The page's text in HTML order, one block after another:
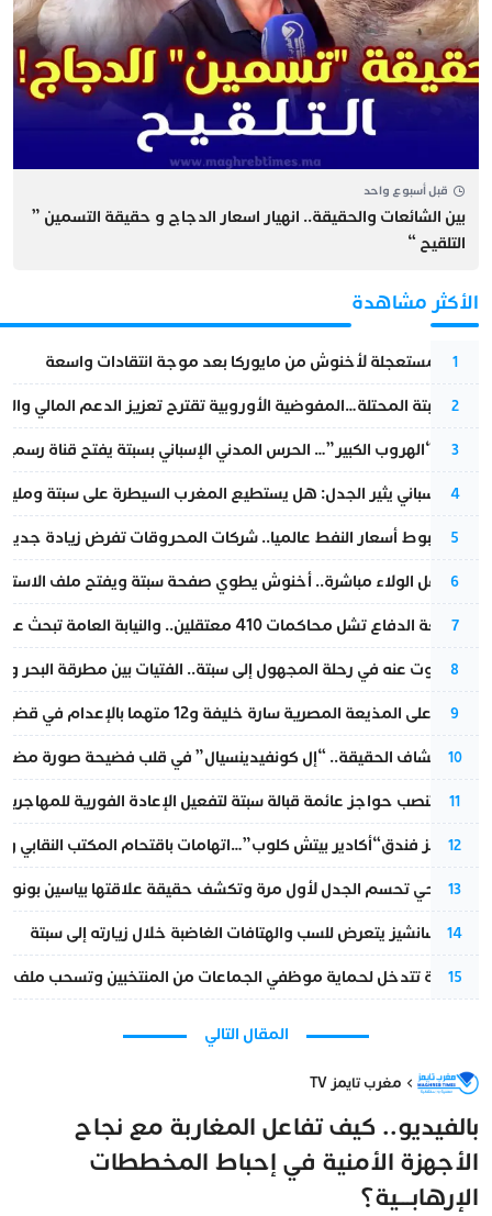
قبل أسبوع واحد
بين الشائعات والحقيقة.. انهيار اسعار الدجاج و حقيقة التسمين ”
التلقيح “
الأكثر مشاهدة
1
عودة مستعجلة لأخنوش من مايوركا بعد موجة انتقادات واسعة
2
أزمة سبتة المحتلة…المفوضية الأوروبية تقترح تعزيز الدعم المالي
3
عملية “الهروب الكبير”… الحرس المدني الإسباني بسبتة يفتح قناة
4
تقرير إسباني يثير الجدل: هل يستطيع المغرب السيطرة على سبتة
5
رغم هبوط أسعار النفط عالميا.. شركات المحروقات تفرض زيادة
6
بعد حفل الولاء مباشرة.. أخنوش يطوي صفحة سبتة ويفتح ملف
7
مقاطعة الدفاع تشل محاكمات 410 معتقلين.. والنيابة العامة تبحث عن حل قانوني
8
المسكوت عنه في رحلة المجهول إلى سبتة.. الفتيات بين مطرقة البحر
9
الحكم على المذيعة المصرية سارة خليفة و12 متهما بالإعدام في قضية هزت بلاد الفراعنة
10
بعد انكشاف الحقيقة.. “إل كونفيدينسيال” في قلب فضيحة صورة
11
إسبانيا تنصب حواجز عائمة قبالة سبتة لتفعيل الإعادة الفورية للمهاجرين
12
أزمة تهز فندق“أكادير بيتش كلوب”…اتهامات باقتحام المكتب النقابي
13
نورا فتحي تحسم الجدل لأول مرة وتكشف حقيقة علاقتها بياسين بونو
14
بيدرو سانشيز يتعرض للسب والهتافات الغاضبة خلال زيارته إلى سبتة
15
الداخلية تتدخل لحماية موظفي الجماعات من المنتخبين وتسحب ملف
المقال التالي
مغرب تايمز TV
بالفيديو.. كيف تفاعل المغاربة مع نجاح
الأجهزة الأمنية في إحباط المخططات
الإرهابـــية؟